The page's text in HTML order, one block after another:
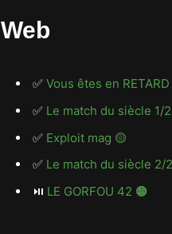
Web
✅ Vous êtes en RETARD
✅ Le match du siècle 1/
✅ Exploit mag 🟡
✅ Le match du siècle 2/
⏯️ LE GORFOU 42 🟠